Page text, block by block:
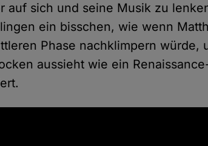
auf sich und seine Musik zu
ein bisschen, wie wenn
Phase nachklimpern würde,
aussieht wie ein